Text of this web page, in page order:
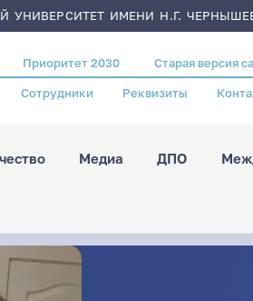
УНИВЕРСИТЕТ ИМЕНИ Н.Г.
Приоритет 2030 Старая версия
Сотрудники Реквизиты
Медиа ДПО